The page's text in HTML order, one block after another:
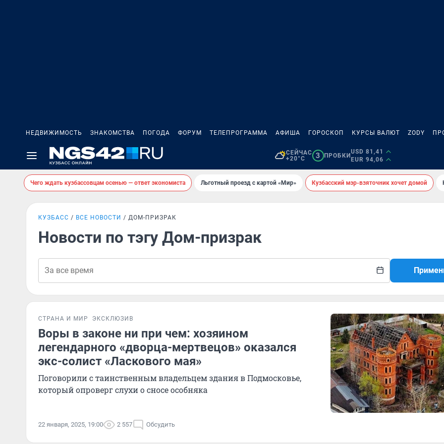
НЕДВИЖИМОСТЬ ЗНАКОМСТВА ПОГОДА ФОРУМ ТЕЛЕПРОГРАММА АФИША ГОРОСКОП КУРСЫ ВАЛЮТ ZODY
СЕЙЧАС
+20°C
3 ПРОБКИ
USD 81,41
EUR 94,06
Чего ждать кузбассовцам осенью — ответ экономиста Льготный проезд с картой «Мир» Кузбасский мэр-взяточник хочет домой
КУЗБАСС ВСЕ НОВОСТИ ДОМ-ПРИЗРАК
Новости по тэгу Дом-призрак
СТРАНА И МИР ЭКСКЛЮЗИВ
Воры в законе ни при чем: хозяином
легендарного «дворца-мертвецов» оказался
экс-солист «Ласкового мая»
Поговорили с таинственным владельцем здания в Подмосковье,
который опроверг слухи о сносе особняка
22 января, 2025, 19:00 2 557 Обсудить